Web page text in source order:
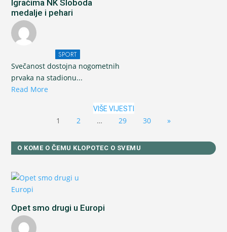
Igračima NK Sloboda
medalje i pehari
SPORT
Svečanost dostojna nogometnih
prvaka na stadionu...
Read More
VIŠE VIJESTI
1 2 … 29 30 »
O KOME O ČEMU KLOPOTEC O SVEMU
Opet smo drugi u Europi